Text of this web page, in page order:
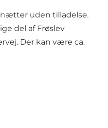
uden tilladelse.
del af Frøslev
Der kan være ca.